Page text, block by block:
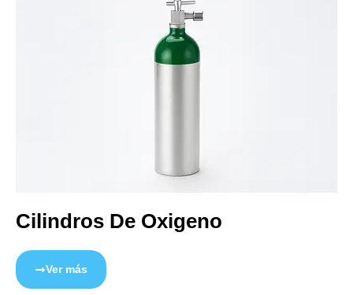
Cilindros De Oxigeno
Ver más